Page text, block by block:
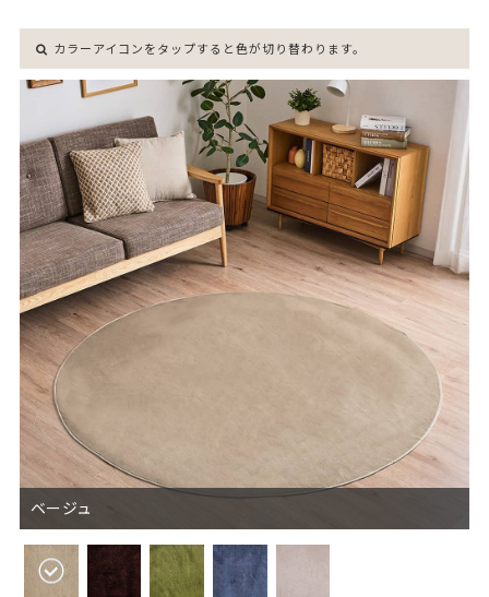
カラーアイコンをタップすると色が切り替わります。
ベージュ